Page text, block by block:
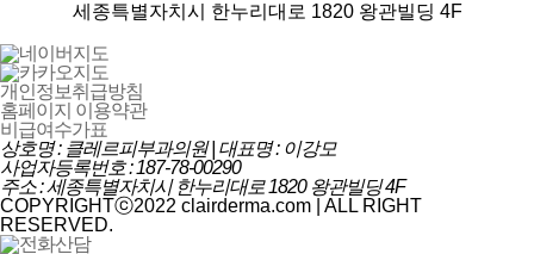
세종특별자치시 한누리대로 1820 왕관빌딩 4F
개인정보취급방침
홈페이지 이용약관
비급여수가표
상호명 : 클레르피부과의원 | 대표명 : 이강모
사업자등록번호 : 187-78-00290
주소 : 세종특별자치시 한누리대로 1820 왕관빌딩 4F
COPYRIGHTⓒ2022 clairderma.com | ALL RIGHT
RESERVED.